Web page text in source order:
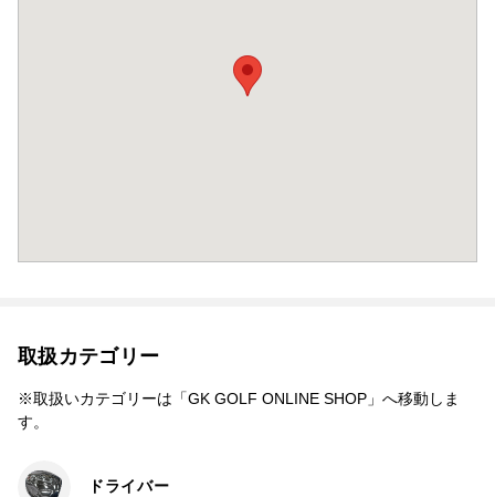
取扱カテゴリー
※取扱いカテゴリーは「GK GOLF ONLINE SHOP」へ移動しま
す。
ドライバー